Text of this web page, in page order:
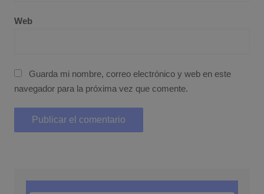
Web
Guarda mi nombre, correo electrónico y web en este
navegador para la próxima vez que comente.